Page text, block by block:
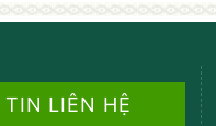
LIÊN HỆ